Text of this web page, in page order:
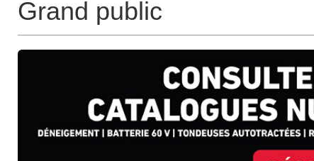
Grand public